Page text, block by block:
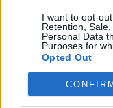
I want to opt-
Retention,
Personal Data
Purposes for
Opted Out
σκλήρυνση κατά
αρθρίτιδα.
Με ενημέρωσε
Γερμανό επίλεκτο
επιλογή του από